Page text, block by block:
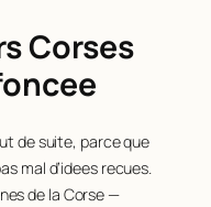
Corses
de suite, parce que
mal d’idees recues.
de la Corse —